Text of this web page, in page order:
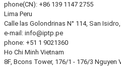
phone(CN): +86 139 1147 2755
Lima Peru
Calle las Golondrinas N° 114, San
e-mail: info
iptp.pe
phone: +51 1 9021360
Ho Chi Minh Vietnam
8F, Bcons Tower, 176/1 - 176/3 Nguyen